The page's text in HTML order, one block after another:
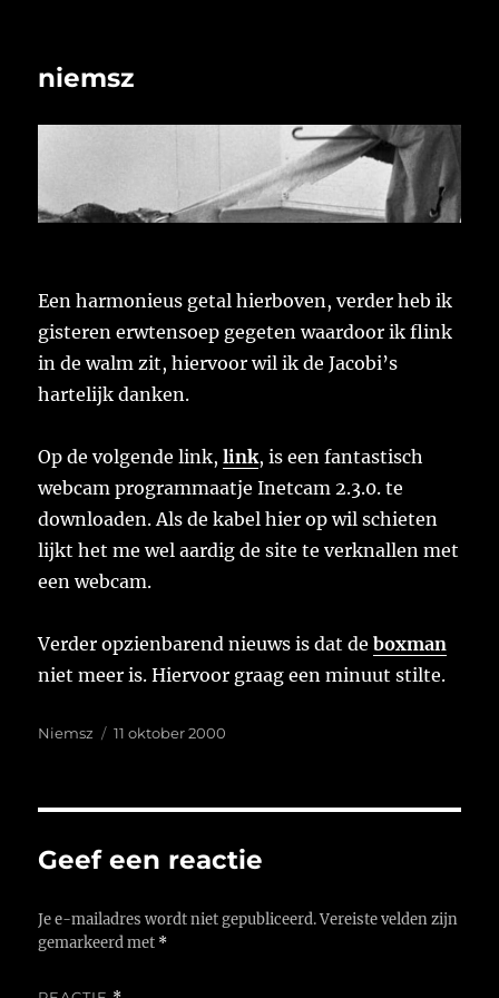
niemsz
Een harmonieus getal hierboven, verder heb ik
gisteren erwtensoep gegeten waardoor ik flink
in de walm zit, hiervoor wil ik de Jacobi’s
hartelijk danken.
Op de volgende link,link, is een fantastisch
webcam programmaatje Inetcam 2.3.0. te
downloaden. Als de kabel hier op wil schieten
lijkt het me wel aardig de site te verknallen met
een webcam.
Verder opzienbarend nieuws is dat deboxman
niet meer is. Hiervoor graag een minuut stilte.
Auteur
Niemsz
Geplaatst
11 oktober 2000
Geef een reactie
Je e-mailadres wordt niet gepubliceerd. Vereiste velden zijn
gemarkeerd met *